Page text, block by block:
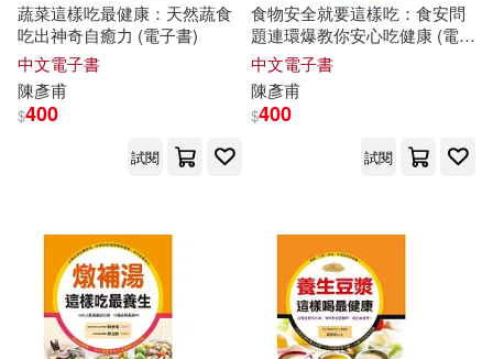
陳彥甫(84) 劉建承(1)
陳冠廷(1)
康鑑文化(36) 人類智庫(30)
華翔文創(12) 源樺(2)
蔬菜這樣吃最健康：天然蔬食
吃出神奇自癒力 (電子書)
中文電子書
陳彥甫
$400
試閱
食物安全就要這樣吃：食安問
題連環爆教你安心吃健康 (電子
書)
中文電子書
陳彥甫
$400
試閱